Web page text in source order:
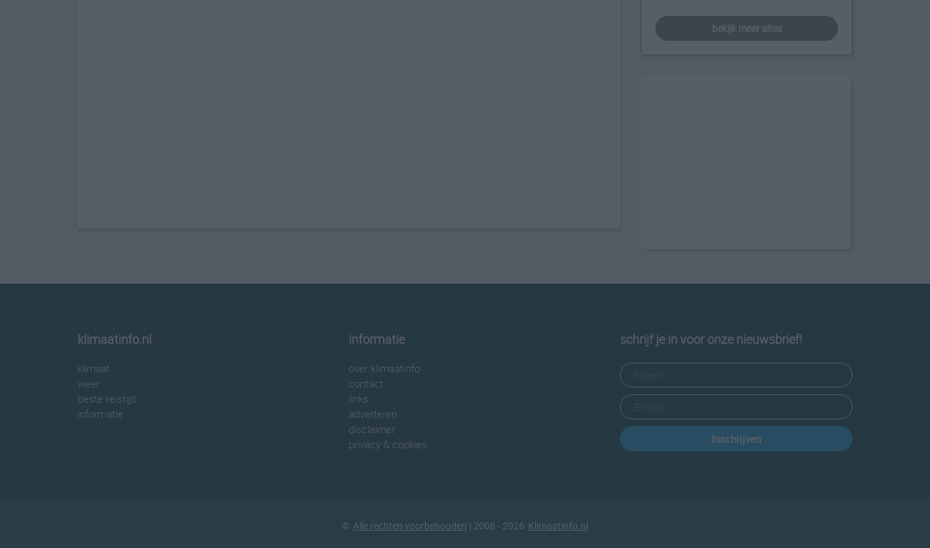
bekijk meer sites
klimaatinfo.nl
klimaat
weer
beste reistijd
informatie
informatie
over klimaatinfo
contact
links
adverteren
disclaimer
privacy & cookies
schrijf je in voor onze nieuwsbrief!
Inschrijven
© Alle rechten voorbehouden | 2008 - 2026 Klimaatinfo.nl